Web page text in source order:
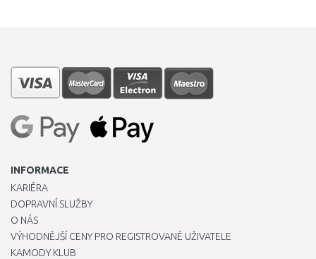
INFORMACE
KARIÉRA
DOPRAVNÍ SLUŽBY
O NÁS
VÝHODNĚJŠÍ CENY PRO REGISTROVANÉ UŽIVATELE
KAMODY KLUB